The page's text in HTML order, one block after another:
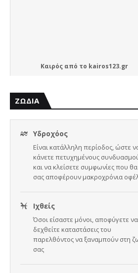
Καιρόςαπό το kairos123.gr
ΖΩΔΙΑ